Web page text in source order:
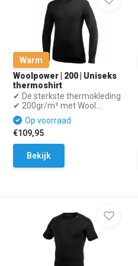
Warm
Woolpower | 200 | Uniseks
thermoshirt
✔ De sterkste thermokleding
✔ 200gr/m² met Wool...
Op voorraad
€109,95
Bekijk